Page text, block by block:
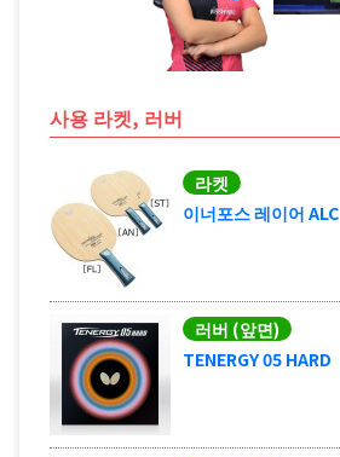
사용 라켓, 러버
라켓
이너포스 레이어 ALC
러버 (앞면)
TENERGY 05 HARD